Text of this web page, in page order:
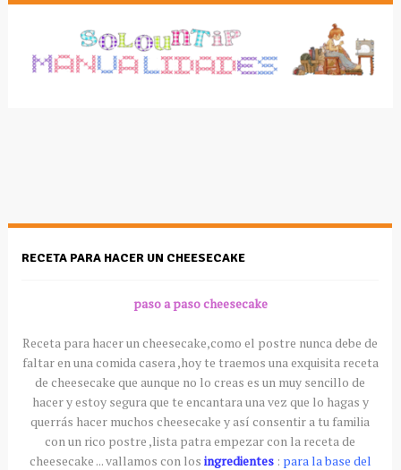
RECETA PARA HACER UN CHEESECAKE
paso a pasocheesecake
Receta para hacer uncheesecake,como el postre nunca debe de
faltar en una comida casera ,hoy te traemos una exquisita receta
decheesecake que aunque no lo creas es un muy sencillo de
hacer y estoy segura que te encantara una vez que lo hagas y
querrás hacer muchoscheesecake yasí consentir a tu familia
con un rico postre ,lista patraempezar con la receta de
cheesecake ... vallamos con los ingredientes: para la base del